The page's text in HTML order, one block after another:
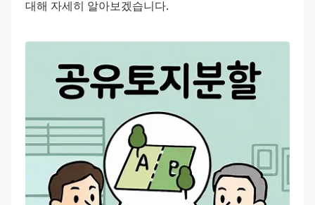
대해 자세히 알아보겠습니다.